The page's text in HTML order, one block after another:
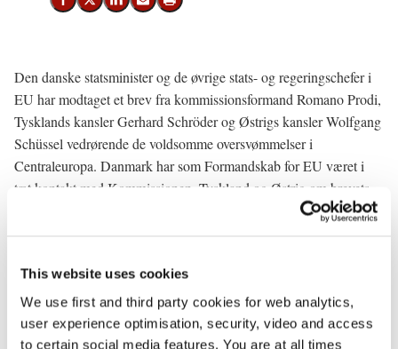
This website uses cookies
We use first and third party cookies for web analytics,
user experience optimisation, security, video and access
to certain social media features. You are at all times
Del på Facebook
Del på X (Twitter)
Del på LinkedIn
Send email
Print
Den danske statsminister og de øvrige stats- og regeringschefer i
EU har modtaget et brev fra kommissionsformand Romano Prodi,
Tysklands kansler Gerhard Schröder og Østrigs kansler Wolfgang
Schüssel vedrørende de voldsomme oversvømmelser i
Centraleuropa. Danmark har som Formandskab for EU været i
tæt kontakt med Kommissionen, Tyskland og Østrig om brevets
omfattende problemer, som oversvømmelserne har skabt. Man
den aktuelle – og i fremtidige katastrofesituationer. Herudover
nævnes en række konkrete bistandsmuligheder, som ligger inden